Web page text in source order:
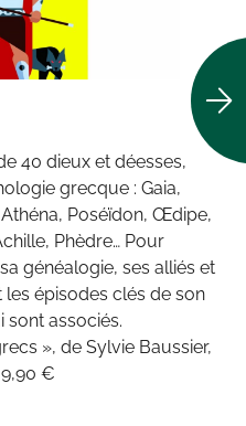
40 dieux et déesses,
grecque : Gaia,
Poséïdon, Œdipe,
Phèdre… Pour
généalogie, ses alliés et
les épisodes clés de son
sont associés.
», de Sylvie Baussier,
€